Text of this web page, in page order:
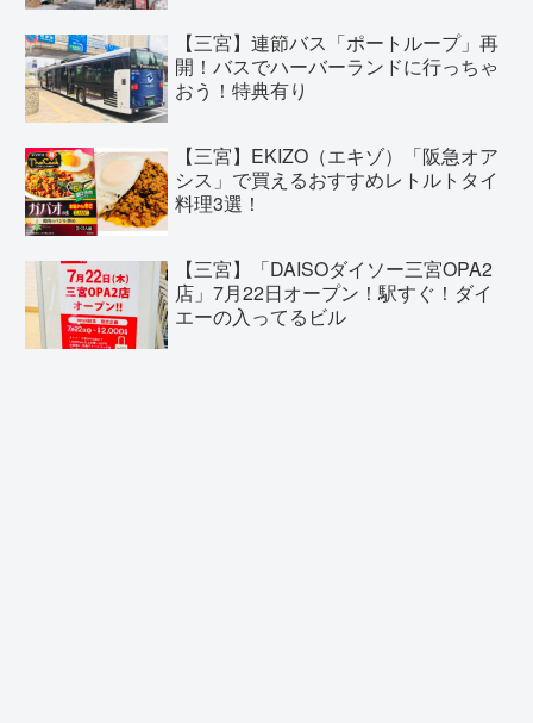
【三宮】連節バス「ポートループ」再
開！バスでハーバーランドに行っちゃ
おう！特典有り
【三宮】EKIZO（エキゾ）「阪急オア
シス」で買えるおすすめレトルトタイ
料理3選！
【三宮】「DAISOダイソー三宮OPA2
店」7月22日オープン！駅すぐ！ダイ
エーの入ってるビル